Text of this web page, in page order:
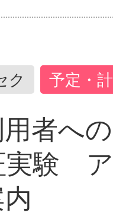
ク 予定・
者へ
実験